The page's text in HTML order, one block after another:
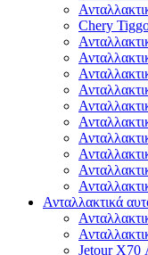
Chery
Ανταλλακτικά
Jetour X70